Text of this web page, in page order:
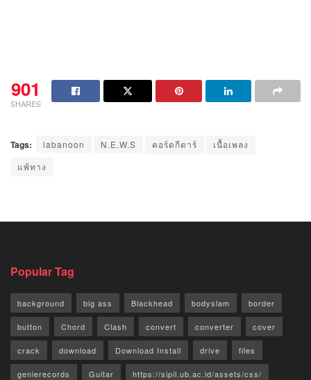
901
SHARES
Tags: labanoon N.E.W.S คอร์ดกีตาร์
เนื้อเพลง
แพ้ทาง
Popular Tag
background big ass Blackhead bodyslam border
button Chord Clash convert converter cover
crack download Download Install drive files
genierecords Guitar https://sipil.ub.ac.id/assets/css/